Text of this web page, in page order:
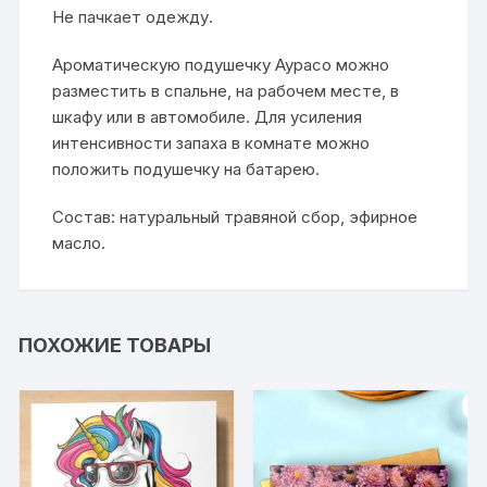
Не пачкает одежду.
Ароматическую подушечку Аурасо можно
разместить в спальне, на рабочем месте, в
шкафу или в автомобиле. Для усиления
интенсивности запаха в комнате можно
положить подушечку на батарею.
Состав: натуральный травяной сбор, эфирное
масло.
ПОХОЖИЕ ТОВАРЫ